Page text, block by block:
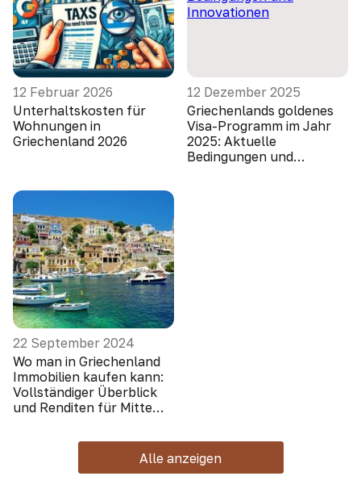
12 Februar 2026
Unterhaltskosten für
Wohnungen in
Griechenland 2026
12 Dezember 2025
Griechenlands goldenes
Visa-Programm im Jahr
2025: Aktuelle
Bedingungen und
22 September 2024
Wo man in Griechenland
Immobilien kaufen kann:
Vollständiger Überblick
und Renditen für Mitte
Alle anzeigen